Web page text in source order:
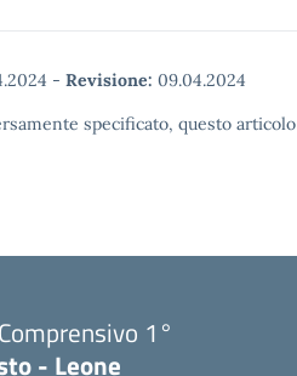
- Revisione: 09.04.2024
specificato, questo
1°
- Leone